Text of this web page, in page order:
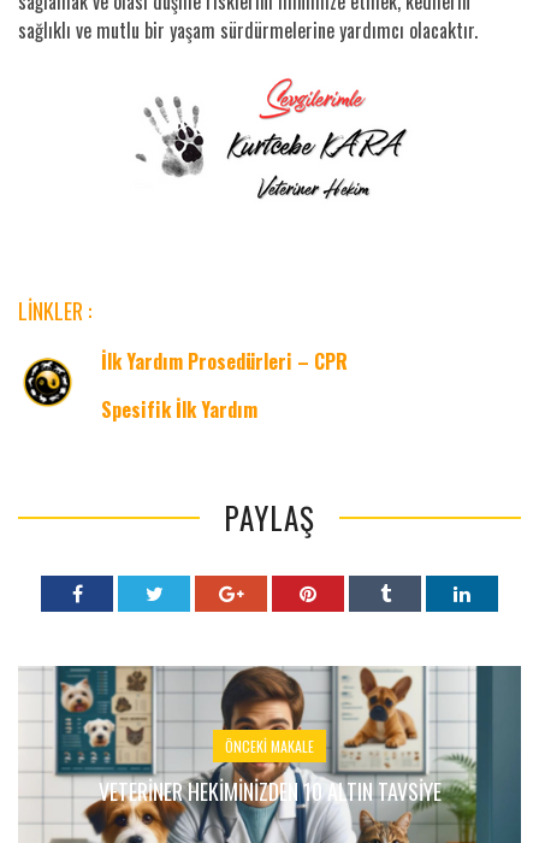
sağlıklı ve mutlu bir yaşam sürdürmelerine yardımcı olacaktır.
LİNKLER :
İlk Yardım Prosedürleri – CPR
Spesifik İlk Yardım
PAYLAŞ
ÖNCEKI MAKALE
VETERINER HEKIMINIZDEN 10 ALTIN TAVSIYE